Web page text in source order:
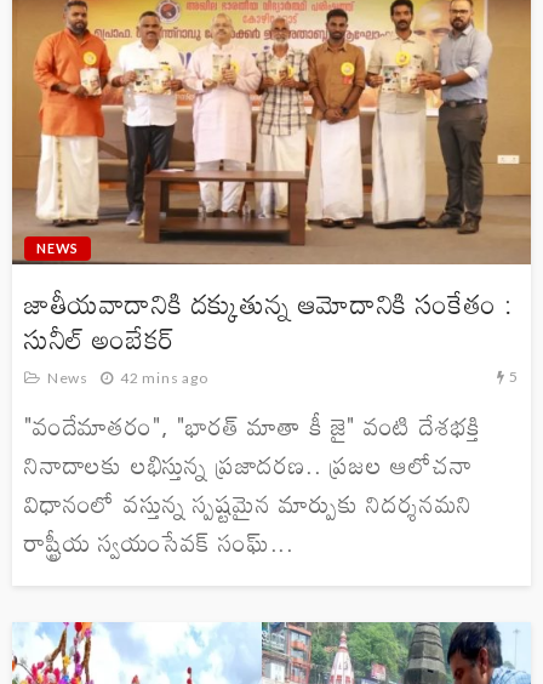
NEWS
జాతీయవాదానికి దక్కుతున్న ఆమోదానికి సంకేతం :
సునీల్ అంబేకర్
News 42 mins ago 5
"వందేమాతరం", "భారత్ మాతా కీ జై" వంటి దేశభక్తి
నినాదాలకు లభిస్తున్న ప్రజాదరణ.. ప్రజల ఆలోచనా
విధానంలో వస్తున్న స్పష్టమైన మార్పుకు నిదర్శనమని
రాష్ట్రీయ స్వయంసేవక్ సంఘ్...